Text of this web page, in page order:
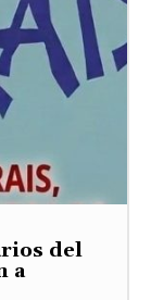
del
a